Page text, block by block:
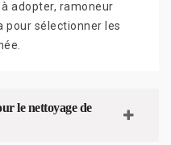
adopter, ramoneur
pour sélectionner les
le nettoyage de